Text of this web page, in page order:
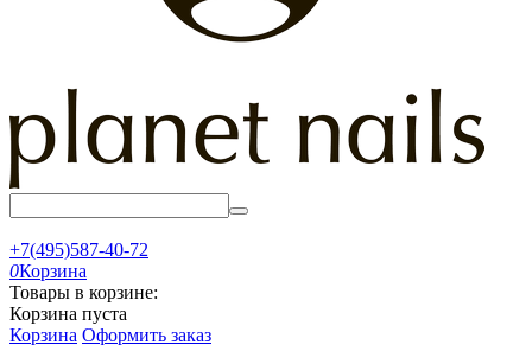
+7(495)587-40-72
0Корзина
Товары в корзине:
Корзина пуста
Корзина Оформить заказ